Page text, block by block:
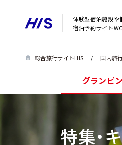
体験型宿泊施設や
宿泊予約サイト
総合旅行サイトHIS 国内旅行
グランピ
特集・